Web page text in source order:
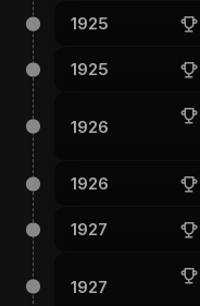
1925
1925
1926
1926
1927
1927